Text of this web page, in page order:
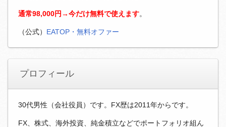
通常98,000円→今だけ無料で使えます。
（公式） EATOP・無料オファー
プロフィール
30代男性（会社役員）です。FX歴は2011年からです。
FX、株式、海外投資、純金積立などでポートフォリオ組ん